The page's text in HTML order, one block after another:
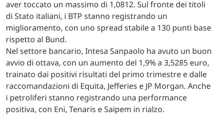
aver toccato un massimo di 1,0812. Sul fronte dei titoli
di Stato italiani, i BTP stanno registrando un
miglioramento, con uno spread stabile a 130 punti base
rispetto al Bund.
Nel settore bancario, Intesa Sanpaolo ha avuto un buon
avvio di ottava, con un aumento del 1,9% a 3,5285 euro,
trainato dai positivi risultati del primo trimestre e dalle
raccomandazioni di Equita, Jefferies e JP Morgan. Anche
i petroliferi stanno registrando una performance
positiva, con Eni, Tenaris e Saipem in rialzo.